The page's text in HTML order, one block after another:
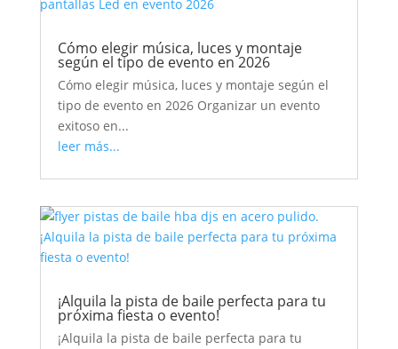
Cómo elegir música, luces y montaje
según el tipo de evento en 2026
Cómo elegir música, luces y montaje según el
tipo de evento en 2026 Organizar un evento
exitoso en...
leer más...
¡Alquila la pista de baile perfecta para tu
próxima fiesta o evento!
¡Alquila la pista de baile perfecta para tu